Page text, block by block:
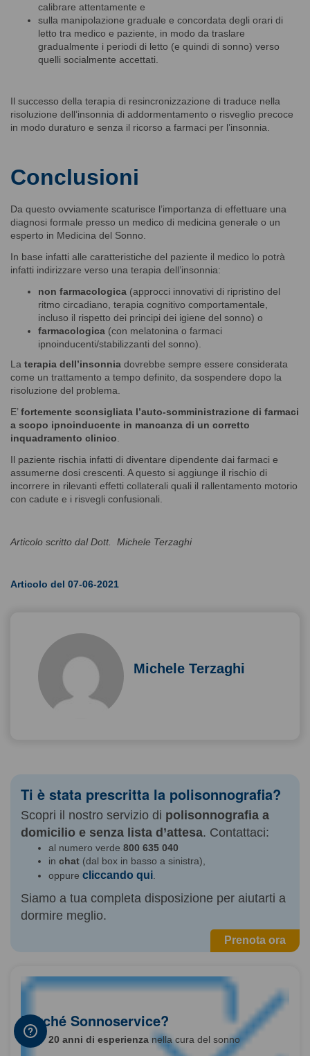
calibrare attentamente e
sulla manipolazione graduale e concordata degli orari di
letto tra medico e paziente, in modo da traslare
gradualmente i periodi di letto (e quindi di sonno) verso
quelli socialmente accettati.
Il successo della terapia di resincronizzazione di traduce nella
risoluzione dell’insonnia di addormentamento o risveglio precoce
in modo duraturo e senza il ricorso a farmaci per l’insonnia.
Conclusioni
Da questo ovviamente scaturisce l’importanza di effettuare una
diagnosi formale presso un medico di medicina generale o un
esperto in Medicina del Sonno.
In base infatti alle caratteristiche del paziente il medico lo potrà
infatti indirizzare verso una terapia dell’insonnia:
non farmacologica (approcci innovativi di ripristino del
ritmo circadiano, terapia cognitivo comportamentale,
incluso il rispetto dei principi dei igiene del sonno) o
farmacologica (con melatonina o farmaci
ipnoinducenti/stabilizzanti del sonno).
La terapia dell’insonnia dovrebbe sempre essere considerata
come un trattamento a tempo definito, da sospendere dopo la
risoluzione del problema.
E’fortemente sconsigliata l’auto-somministrazione di farmaci
a scopo ipnoinducente in mancanza di un corretto
inquadramento clinico
Il paziente rischia infatti di diventare dipendente dai farmaci e
assumerne dosi crescenti. A questo si aggiunge il rischio di
incorrere in rilevanti effetti collaterali quali il rallentamento motorio
con cadute e i risvegli confusionali.
Articolo scritto dal Dott. Michele Terzaghi
Articolo del 07-06-2021
Michele Terzaghi
Ti è stata prescritta la polisonnografia?
Scopri il nostro servizio di polisonnografia a
domicilio e senza lista d’attesa. Contattaci:
al numero verde 800 635 040
in chat (dal box in basso a sinistra),
oppure cliccando qui
Siamo a tua completa disposizione per aiutarti a
dormire meglio.
Prenota ora
Perché Sonnoservice?
20 anni di esperienza nella cura del sonno